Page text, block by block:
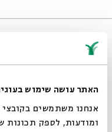
האתר עושה שימוש
ומודעות, לספק